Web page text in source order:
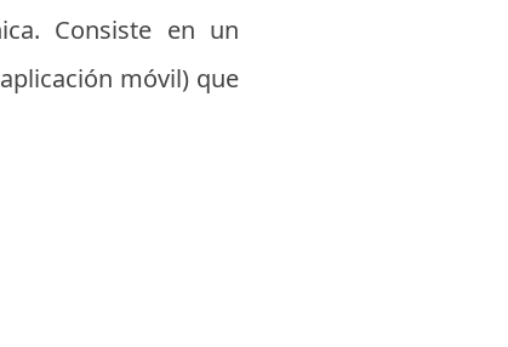
Consiste en un
móvil) que